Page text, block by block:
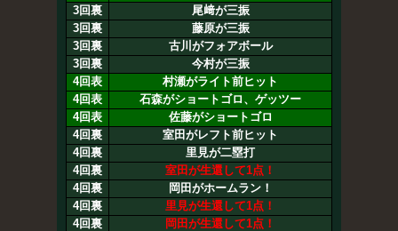
3回裏
尾﨑が三振
3回裏
藤原が三振
3回裏
古川がフォアボール
3回裏
今村が三振
4回表
村瀬がライト前ヒット
4回表
石森がショートゴロ、ゲッツー
4回表
佐藤がショートゴロ
4回裏
室田がレフト前ヒット
4回裏
里見が二塁打
4回裏
室田が生還して1点！
4回裏
岡田がホームラン！
4回裏
里見が生還して1点！
4回裏
岡田が生還して1点！